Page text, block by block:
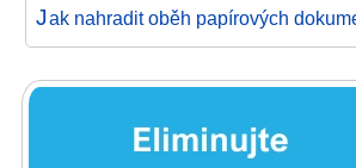
Jak nahradit oběh papírových